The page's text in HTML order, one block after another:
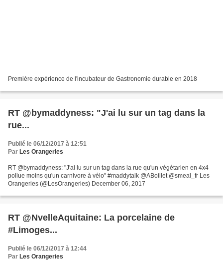
Première expérience de l'incubateur de Gastronomie durable en 2018
RT @bymaddyness: "J'ai lu sur un tag dans la
rue...
Publié le 06/12/2017 à 12:51
Par Les Orangeries
RT @bymaddyness: "J'ai lu sur un tag dans la rue qu'un végétarien en 4x4
pollue moins qu'un carnivore à vélo" #maddytalk @ABoillet @smeal_fr Les
Orangeries (@LesOrangeries) December 06, 2017
RT @NvelleAquitaine: La porcelaine de
#Limoges...
Publié le 06/12/2017 à 12:44
Par Les Orangeries